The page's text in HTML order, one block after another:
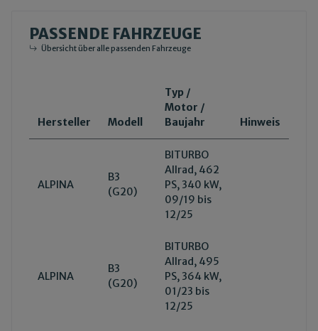
PASSENDE FAHRZEUGE
Übersicht über alle passenden Fahrzeuge
Hersteller Modell
Typ /
Motor /
Baujahr
Hinweis
ALPINA
B3
(G20)
BITURBO
Allrad, 462
PS, 340 kW,
09/19 bis
12/25
ALPINA
B3
(G20)
BITURBO
Allrad, 495
PS, 364 kW,
01/23 bis
12/25